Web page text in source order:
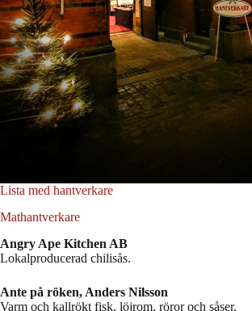
Lista med hantverkare
Mathantverkare
Angry Ape Kitchen AB
Lokalproducerad chilisås.
Ante på röken, Anders Nilsson
Varm och kallrökt fisk, löjrom, röror och såser.